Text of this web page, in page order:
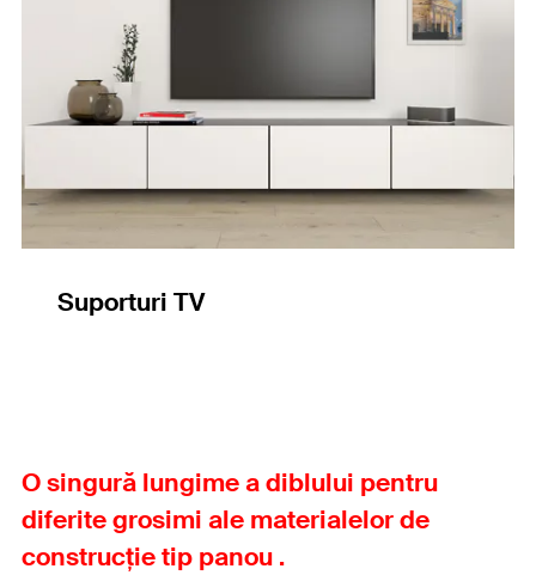
Suporturi TV
O singură lungime a diblului pentru
diferite grosimi ale materialelor de
construcție tip panou .